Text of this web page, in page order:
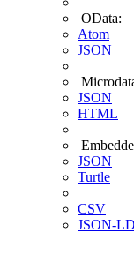
OData:
Atom
JSON
JSON
HTML
JSON
Turtle
CSV
JSON-LD